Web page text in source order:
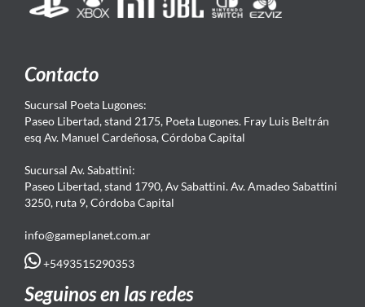
Contacto
Sucursal Poeta Lugones:
Paseo Libertad, stand 2175, Poeta Lugones. Fray Luis Beltrán
esq Av. Manuel Cardeñosa, Córdoba Capital
Sucursal Av. Sabattini:
Paseo Libertad, stand 1790, Av Sabattini. Av. Amadeo Sabattini
3250, ruta 9, Córdoba Capital
info@gameplanet.com.ar
+5493515290353
Seguinos en las redes